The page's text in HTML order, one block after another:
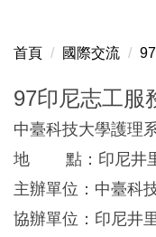
首頁 國際交流
97印尼志工服
中臺科技大學護理
地 點：印尼井
主辦單位：中臺科
協辦單位：印尼井